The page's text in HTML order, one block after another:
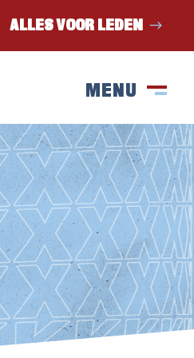
ALLES VOOR LEDEN
MENU
SLUIT
M